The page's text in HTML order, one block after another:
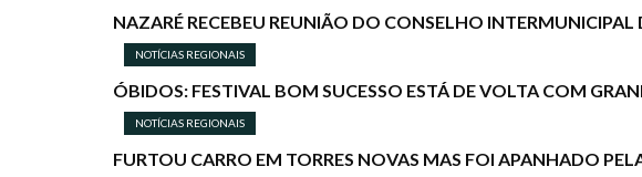
NAZARÉ RECEBEU REUNIÃO DO CONSELHO INTERMUNICIPAL
NOTÍCIAS REGIONAIS
ÓBIDOS: FESTIVAL BOM SUCESSO ESTÁ DE VOLTA COM
NOTÍCIAS REGIONAIS
FURTOU CARRO EM TORRES NOVAS MAS FOI APANHADO